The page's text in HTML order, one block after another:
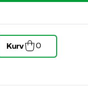
Kurv 0